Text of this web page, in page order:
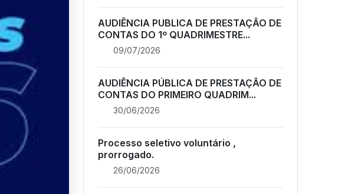
AUDIÊNCIA PUBLICA DE PRESTAÇÃO DE
CONTAS DO 1º QUADRIMESTRE...
09/07/2026
AUDIÊNCIA PÚBLICA DE PRESTAÇÃO DE
CONTAS DO PRIMEIRO QUADRIM...
30/06/2026
Processo seletivo voluntário ,
prorrogado.
26/06/2026